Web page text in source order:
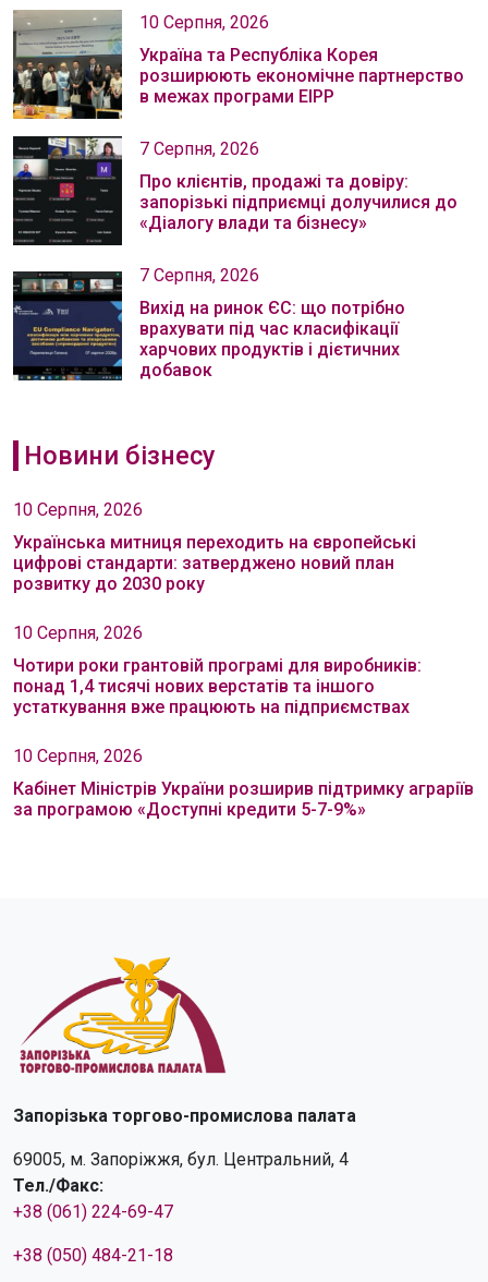
10 Серпня, 2026
Україна та Республіка Корея
розширюють економічне партнерство
в межах програми EIPP
7 Серпня, 2026
Про клієнтів, продажі та довіру:
запорізькі підприємці долучилися до
«Діалогу влади та бізнесу»
7 Серпня, 2026
Вихід на ринок ЄС: що потрібно
врахувати під час класифікації
харчових продуктів і дієтичних
добавок
Новини бізнесу
10 Серпня, 2026
Українська митниця переходить на європейські
цифрові стандарти: затверджено новий план
розвитку до 2030 року
10 Серпня, 2026
Чотири роки грантовій програмі для виробників:
понад 1,4 тисячі нових верстатів та іншого
устаткування вже працюють на підприємствах
10 Серпня, 2026
Кабінет Міністрів України розширив підтримку аграріїв
за програмою «Доступні кредити 5-7-9%»
Запорізька торгово-промислова палата
69005, м. Запоріжжя, бул. Центральний, 4
Тел./Факс:
+38 (061) 224-69-47
+38 (050) 484-21-18